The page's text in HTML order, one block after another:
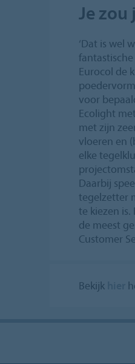
Je zou
‘Dat is wel
Eurocol de
voor
Ecolight
met zijn
vloeren en
elke
Daarbij
tegelzetter
te kiezen
de meest
Customer
Bekijk